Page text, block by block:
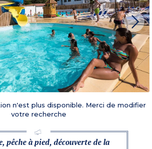
n'est plus disponible. Merci de modifier
votre recherche
pêche à pied, découverte de la